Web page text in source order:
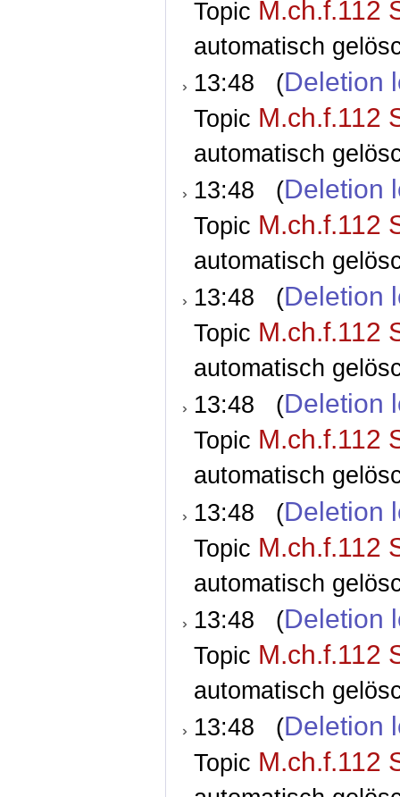
Topic M.ch.f.112
automatisch
13:48 (Deletion
Topic M.ch.f.112
automatisch
13:48 (Deletion
Topic M.ch.f.112
automatisch
13:48 (Deletion
Topic M.ch.f.112
automatisch
13:48 (Deletion
Topic M.ch.f.112
automatisch
13:48 (Deletion
Topic M.ch.f.112
automatisch
13:48 (Deletion
Topic M.ch.f.112
automatisch
13:48 (Deletion
Topic M.ch.f.112